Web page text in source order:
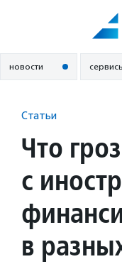
новости
Статьи
Что
с
в